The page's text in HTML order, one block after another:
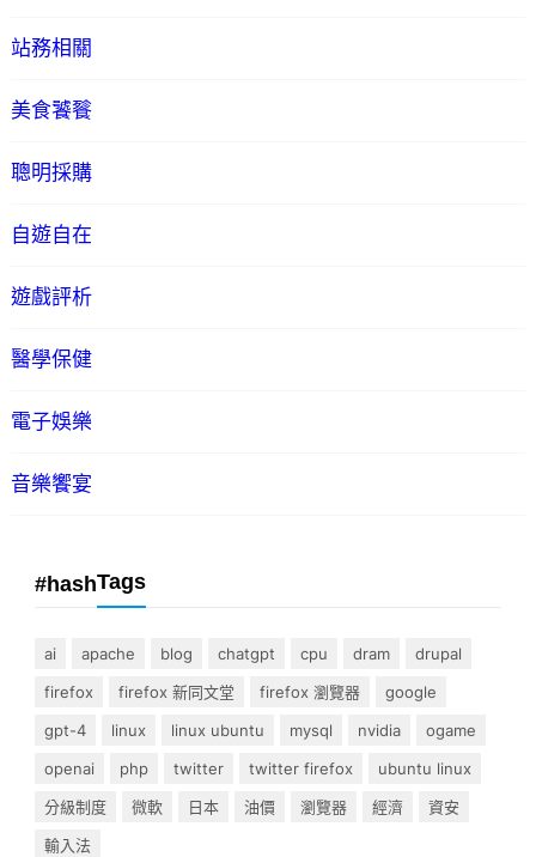
站務相關
美食饕餮
聰明採購
自遊自在
遊戲評析
醫學保健
電子娛樂
音樂饗宴
#hashTags
ai apache blog chatgpt cpu dram
drupal
firefox
firefox 新同文堂 firefox 瀏覽器
google
gpt-4
linux linux ubuntu mysql nvidia
ogame
openai
php twitter twitter firefox
ubuntu linux
分級制度
微軟 日本 油價 瀏覽器 經濟
資安
輸入法